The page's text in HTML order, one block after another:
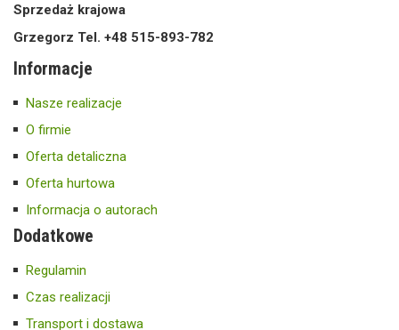
Sprzedaż krajowa
Grzegorz Tel. +48 515-893-782
Informacje
Nasze realizacje
O firmie
Oferta detaliczna
Oferta hurtowa
Informacja o autorach
Dodatkowe
Regulamin
Czas realizacji
Transport i dostawa